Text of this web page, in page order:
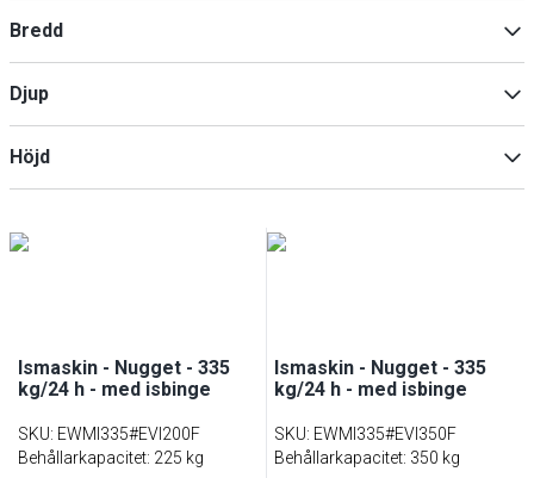
Bredd
Djup
Höjd
Ismaskin - Nugget - 335
kg/24 h - med isbinge
SKU: EWMI335#EVI200F
Behållarkapacitet: 225 kg
Ismaskin - Nugget - 335
kg/24 h - med isbinge
SKU: EWMI335#EVI350F
Behållarkapacitet: 350 kg